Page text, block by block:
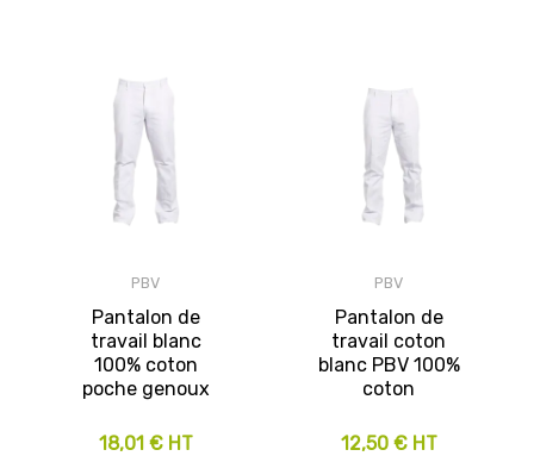
PBV
Pantalon de
travail blanc
100% coton
poche genoux
18,01 € HT
PBV
Pantalon de
travail coton
blanc PBV 100%
coton
12,50 € HT